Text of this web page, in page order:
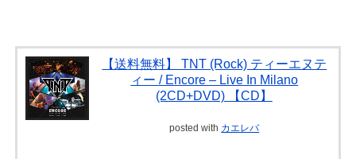
【送料無料】 TNT (Rock) ティーエヌテ
ィー / Encore – Live In Milano
(2CD+DVD) 【CD】
posted with カエレバ